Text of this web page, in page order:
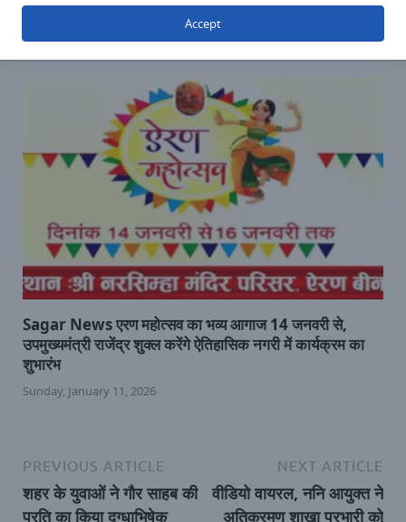
कलेक्टर ने दिया साफ आदेश
Sagar News एरण महोत्सव का भव्य आगाज 14 जनवरी से,
उपमुख्यमंत्री राजेंद्र शुक्ल करेंगे ऐतिहासिक नगरी में कार्यक्रम का
शुभारंभ
Sunday, January 11, 2026
PREVIOUS ARTICLE
शहर के युवाओं ने गौर साहब की
प्रति का किया दुग्धाभिषेक
NEXT ARTICLE
वीडियो वायरल, ननि आयुक्त ने
अतिक्रमण शाखा प्रभारी को
Accept